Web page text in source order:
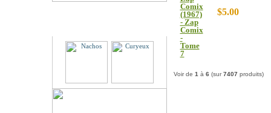
$5.00
Voir de 1 à 6 (sur7407 produits)